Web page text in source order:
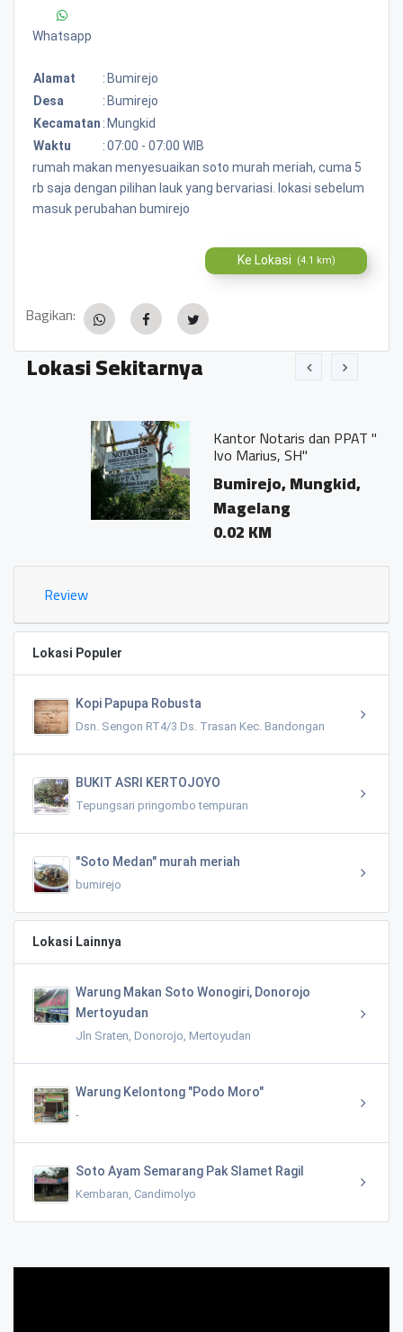
Whatsapp
Alamat : Bumirejo
Desa
: Bumirejo
Kecamatan : Mungkid
Waktu
:07:00 - 07:00 WIB
rumah makan menyesuaikan soto murah meriah, cuma 5
rb saja dengan pilihan lauk yang bervariasi. lokasi sebelum
masuk perubahan bumirejo
Ke Lokasi (4.1 km)
Bagikan:
Lokasi Sekitarnya
Kantor Notaris dan PPAT "Georgius
Ivo Marius, SH"
Bumirejo, Mungkid,
Magelang
0.02 KM
Review
Lokasi Populer
Kopi Papupa Robusta
Dsn. Sengon RT4/3 Ds. Trasan Kec. Bandongan
BUKIT ASRI KERTOJOYO
Tepungsari pringombo tempuran
"Soto Medan" murah meriah
bumirejo
Lokasi Lainnya
Warung Makan Soto Wonogiri, Donorojo
Mertoyudan
Jln Sraten, Donorojo, Mertoyudan
Warung Kelontong "Podo Moro"
-
Soto Ayam Semarang Pak Slamet Ragil
Kembaran, Candimolyo